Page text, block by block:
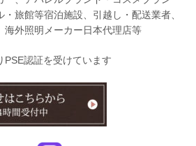
・旅館等宿泊施設、引越し・配送業者、
海外照明メーカー日本代理店等
認証を受けています